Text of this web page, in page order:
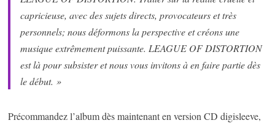
capricieuse, avec des sujets directs, provocateurs et très
personnels; nous déformons la perspective et créons une
musique extrêmement puissante. LEAGUE OF DISTORTION
est là pour subsister et nous vous invitons à en faire partie dès
le début. »
Précommandez l’album dès maintenant en version CD digisleeve,